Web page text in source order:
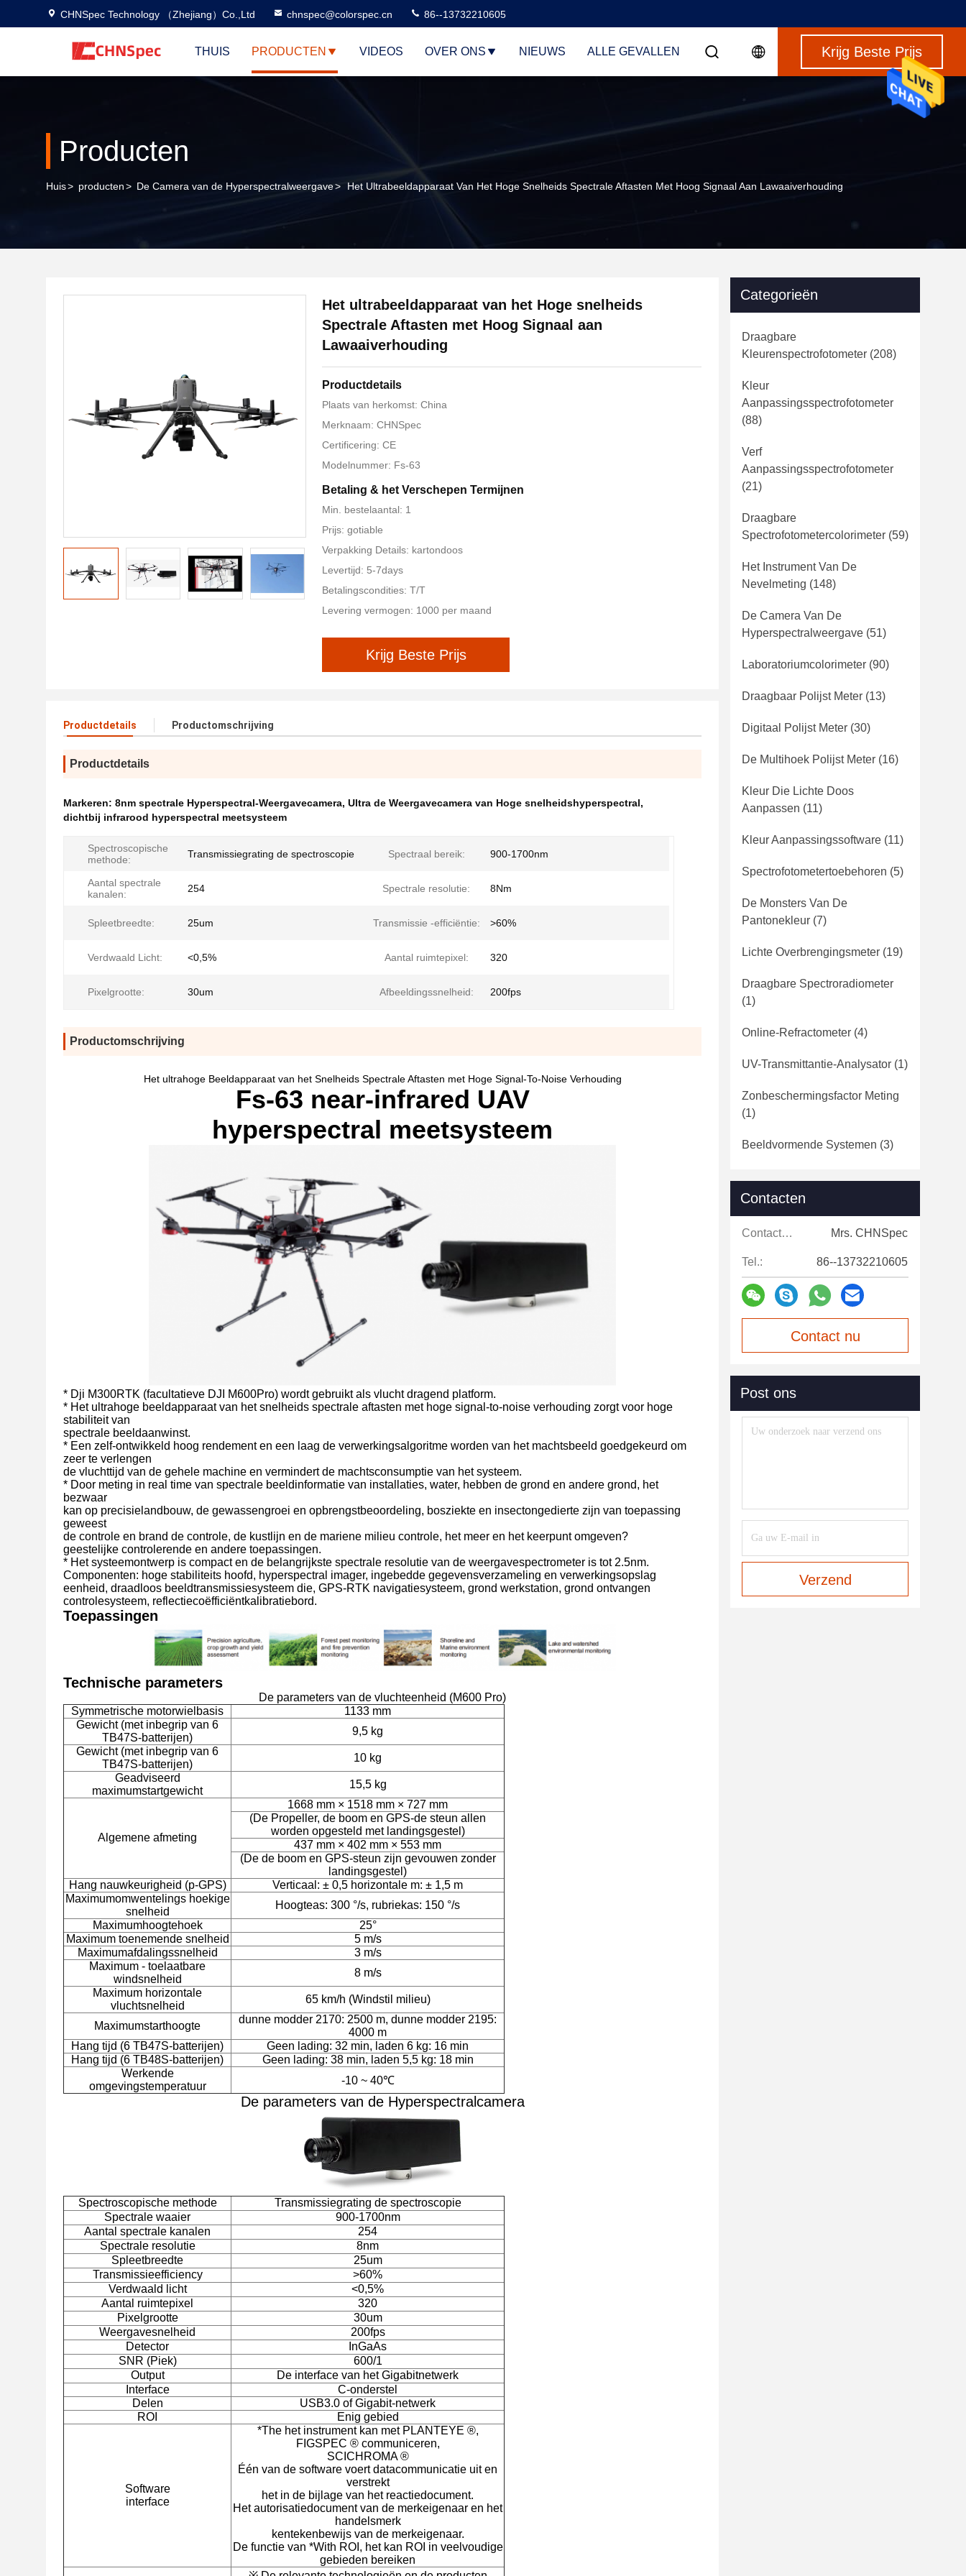
CHNSpec Technology （Zhejiang）Co.,Ltd chnspec@colorspec.cn 86--13732210605
THUIS PRODUCTEN VIDEOS OVER ONS NIEUWS ALLE GEVALLEN Krijg Beste Prijs
Producten
Huis> producten> De Camera van de Hyperspectralweergave> Het Ultrabeeldapparaat Van Het Hoge Snelheids Spectrale Aftasten Met Hoog Signaal Aan Lawaaiverhouding
Het ultrabeeldapparaat van het Hoge snelheids
Spectrale Aftasten met Hoog Signaal aan
Lawaaiverhouding
Productdetails
Plaats van herkomst: China
Merknaam: CHNSpec
Certificering: CE
Modelnummer: Fs-63
Betaling & het Verschepen Termijnen
Min. bestelaantal: 1
Prijs: gotiable
Verpakking Details: kartondoos
Levertijd: 5-7days
Betalingscondities: T/T
Levering vermogen: 1000 per maand
Krijg Beste Prijs
Productdetails Productomschrijving
Productdetails
Markeren: 8nm spectrale Hyperspectral-Weergavecamera, Ultra de Weergavecamera van Hoge snelheidshyperspectral,
dichtbij infrarood hyperspectral meetsysteem
Spectroscopische
methode:
Transmissiegrating de spectroscopie Spectraal bereik: 900-1700nm
Aantal spectrale
kanalen:
254 Spectrale resolutie: 8Nm
Spleetbreedte: 25um Transmissie -efficiëntie: >60%
Verdwaald Licht: <0,5% Aantal ruimtepixel: 320
Pixelgrootte: 30um Afbeeldingssnelheid: 200fps
Productomschrijving
Het ultrahoge Beeldapparaat van het Snelheids Spectrale Aftasten met Hoge Signal-To-Noise Verhouding
Fs-63 near-infrared UAV
hyperspectral meetsysteem
* Dji M300RTK (facultatieve DJI M600Pro) wordt gebruikt als vlucht dragend platform.
* Het ultrahoge beeldapparaat van het snelheids spectrale aftasten met hoge signal-to-noise verhouding zorgt voor hoge
stabiliteit van
spectrale beeldaanwinst.
* Een zelf-ontwikkeld hoog rendement en een laag de verwerkingsalgoritme worden van het machtsbeeld goedgekeurd om
zeer te verlengen
de vluchttijd van de gehele machine en vermindert de machtsconsumptie van het systeem.
* Door meting in real time van spectrale beeldinformatie van installaties, water, hebben de grond en andere grond, het
bezwaar
kan op precisielandbouw, de gewassengroei en opbrengstbeoordeling, bosziekte en insectongedierte zijn van toepassing
geweest
de controle en brand de controle, de kustlijn en de mariene milieu controle, het meer en het keerpunt omgeven?
geestelijke controlerende en andere toepassingen.
* Het systeemontwerp is compact en de belangrijkste spectrale resolutie van de weergavespectrometer is tot 2.5nm.
Componenten: hoge stabiliteits hoofd, hyperspectral imager, ingebedde gegevensverzameling en verwerkingsopslag
eenheid, draadloos beeldtransmissiesysteem die, GPS-RTK navigatiesysteem, grond werkstation, grond ontvangen
controlesysteem, reflectiecoëfficiëntkalibratiebord.
Toepassingen
Technische parameters
De parameters van de vluchteenheid (M600 Pro)
Symmetrische motorwielbasis
1133 mm
Gewicht (met inbegrip van 6
TB47S-batterijen)
9,5 kg
Gewicht (met inbegrip van 6
TB47S-batterijen)
10 kg
Geadviseerd
maximumstartgewicht
15,5 kg
Algemene afmeting
1668 mm × 1518 mm × 727 mm
(De Propeller, de boom en GPS-de steun allen
worden opgesteld met landingsgestel)
437 mm × 402 mm × 553 mm
(De de boom en GPS-steun zijn gevouwen zonder
landingsgestel)
Hang nauwkeurigheid (p-GPS)
Verticaal: ± 0,5 horizontale m: ± 1,5 m
Maximumomwentelings hoekige
snelheid
Hoogteas: 300 °/s, rubriekas: 150 °/s
Maximumhoogtehoek
25°
Maximum toenemende snelheid
5 m/s
Maximumafdalingssnelheid
3 m/s
Maximum - toelaatbare
windsnelheid
8 m/s
Maximum horizontale
vluchtsnelheid
65 km/h (Windstil milieu)
Maximumstarthoogte
dunne modder 2170: 2500 m, dunne modder 2195:
4000 m
Hang tijd (6 TB47S-batterijen)
Geen lading: 32 min, laden 6 kg: 16 min
Hang tijd (6 TB48S-batterijen)
Geen lading: 38 min, laden 5,5 kg: 18 min
Werkende
omgevingstemperatuur
-10 ~ 40℃
De parameters van de Hyperspectralcamera
Spectroscopische methode
Transmissiegrating de spectroscopie
Spectrale waaier
900-1700nm
Aantal spectrale kanalen
254
Spectrale resolutie
8nm
Spleetbreedte
25um
Transmissieefficiency
>60%
Verdwaald licht
<0,5%
Aantal ruimtepixel
320
Pixelgrootte
30um
Weergavesnelheid
200fps
Detector
InGaAs
SNR (Piek)
600/1
Output
De interface van het Gigabitnetwerk
Interface
C-onderstel
Delen
USB3.0 of Gigabit-netwerk
ROI
Enig gebied
Software
interface
*The het instrument kan met PLANTEYE ®,
FIGSPEC ®communiceren,
SCICHROMA ®
Één van de software voert datacommunicatie uit en
verstrekt
het in de bijlage van het reactiedocument.
Het autorisatiedocument van de merkeigenaar en het
handelsmerk
kentekenbewijs van de merkeigenaar.
De functie van *With ROI, het kan ROI in veelvoudige
gebieden bereiken
Categorieën
Draagbare
Kleurenspectrofotometer (208)
Kleur
Aanpassingsspectrofotometer
(88)
Verf
Aanpassingsspectrofotometer
(21)
Draagbare
Spectrofotometercolorimeter (59)
Het Instrument Van De
Nevelmeting (148)
De Camera Van De
Hyperspectralweergave (51)
Laboratoriumcolorimeter (90)
Draagbaar Polijst Meter (13)
Digitaal Polijst Meter (30)
De Multihoek Polijst Meter (16)
Kleur Die Lichte Doos
Aanpassen (11)
Kleur Aanpassingssoftware (11)
Spectrofotometertoebehoren (5)
De Monsters Van De
Pantonekleur (7)
Lichte Overbrengingsmeter (19)
Draagbare Spectroradiometer
(1)
Online-Refractometer (4)
UV-Transmittantie-Analysator (1)
Zonbeschermingsfactor Meting
(1)
Beeldvormende Systemen (3)
Contacten
Contacten: Mrs. CHNSpec
Tel.: 86--13732210605
Contact nu
Post ons
Verzend